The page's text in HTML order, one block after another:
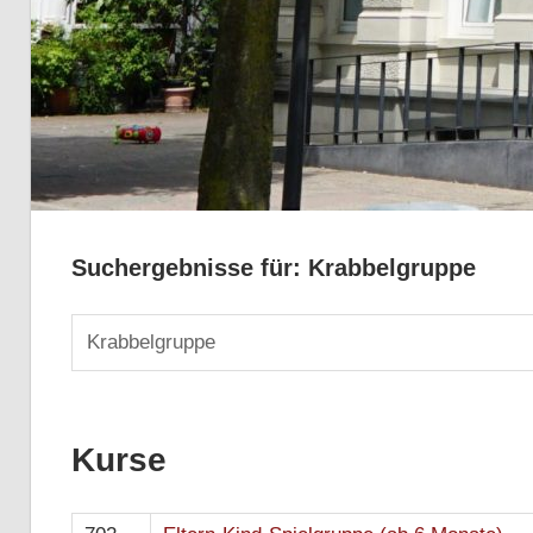
Suchergebnisse für: Krabbelgruppe
Kurse